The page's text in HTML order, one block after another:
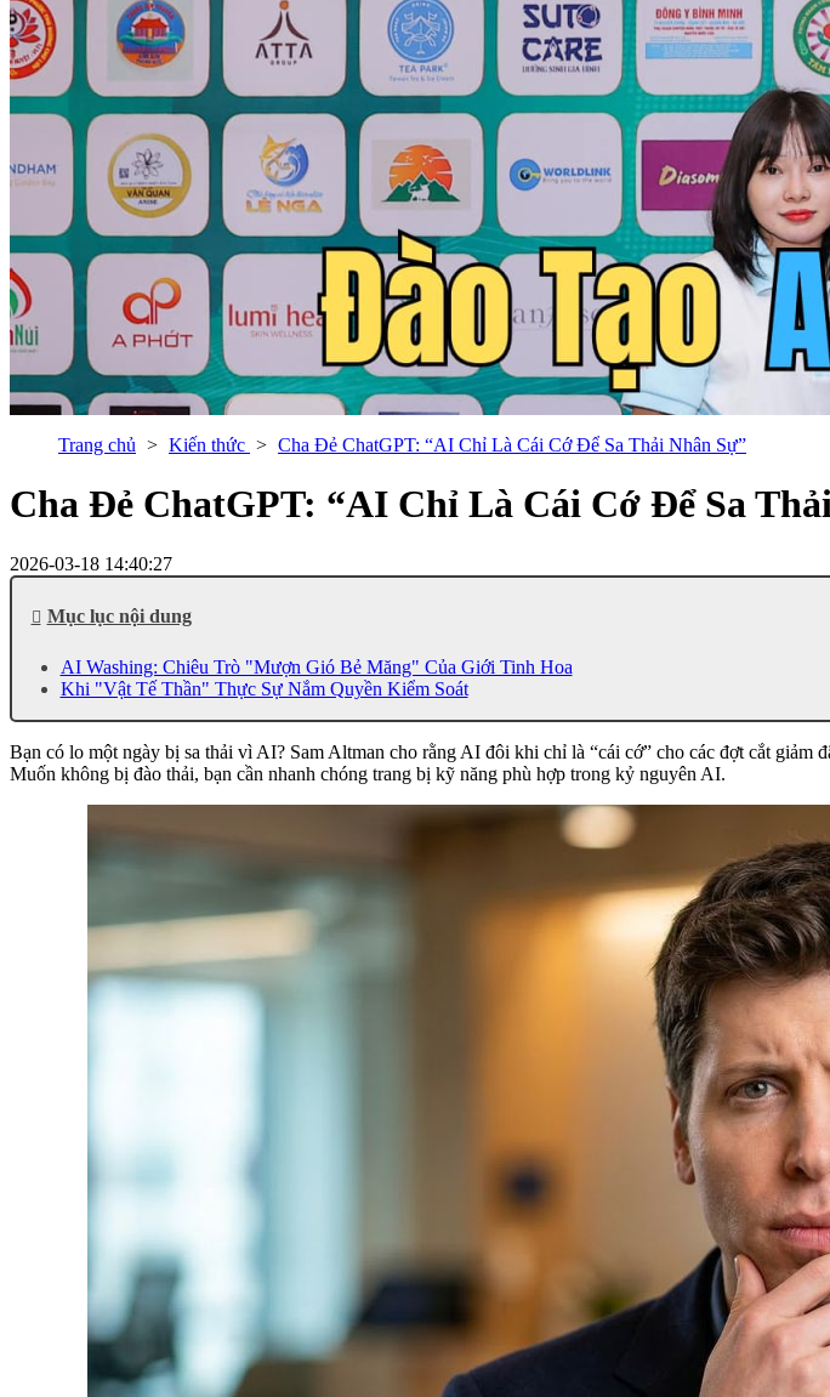
Trang chủ Kiến thức Cha Đẻ ChatGPT: “AI Chỉ Là Cái Cớ Để Sa Thải Nhân Sự”
Cha Đẻ ChatGPT: “AI Chỉ Là Cái Cớ Để Sa
2026-03-18 14:40:27
Mục lục nội dung
AI Washing: Chiêu Trò "Mượn Gió Bẻ Măng" Của Giới Tinh Hoa
Khi "Vật Tế Thần" Thực Sự Nắm Quyền Kiểm Soát
Bạn có lo một ngày bị sa thải vì AI? Sam Altman cho rằng AI đôi khi chỉ là “cái cớ” cho các đợt cắt
Muốn không bị đào thải, bạn cần nhanh chóng trang bị kỹ năng phù hợp trong kỷ nguyên AI.